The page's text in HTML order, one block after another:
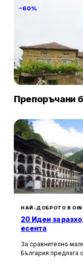
−60%
Villa Vin Santo
Винарово 89 € /
Препоръчани
НАЙ-ДОБРОТО В
20 Идеи за
есента
За сравнително
България предлага